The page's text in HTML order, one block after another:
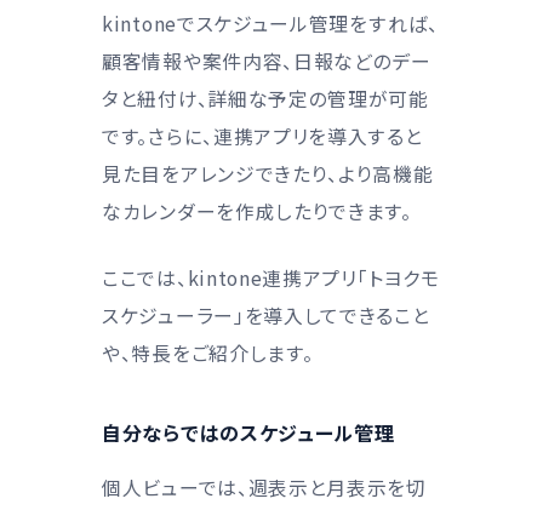
kintoneでスケジュール管理をすれば、
顧客情報や案件内容、日報などのデー
タと紐付け、詳細な予定の管理が可能
です。さらに、連携アプリを導入すると
見た目をアレンジできたり、より高機能
なカレンダーを作成したりできます。
ここでは、kintone連携アプリ「トヨクモ
スケジューラー」を導入してできること
や、特長をご紹介します。
自分ならではのスケジュール管理
個人ビューでは、週表示と月表示を切